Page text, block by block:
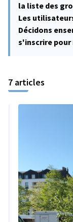
la liste des
Les
Décidons
s'inscrire
7 articles